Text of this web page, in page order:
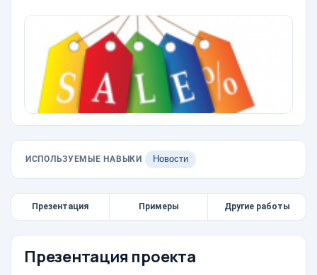
ИСПОЛЬЗУЕМЫЕ НАВЫКИ Новости
Презентация Примеры Другие работы
Презентация проекта